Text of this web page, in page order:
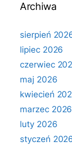
Archiwa
sierpień
lipiec 2026
czerwiec
maj 2026
kwiecień
marzec 2026
luty 2026
styczeń